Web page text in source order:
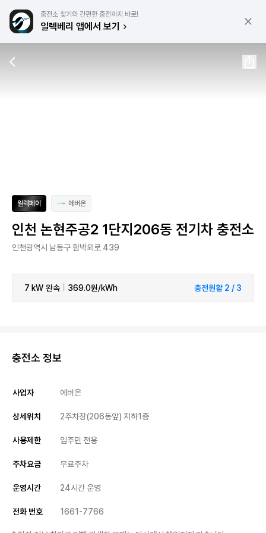
충전소 찾기와 간편한 충전까지 바로!
일렉베리 앱에서 보기
일렉페이 에버온
인천 논현주공2 1단지206동 전기차 충전소
인천광역시 남동구 함박뫼로 439
7 kW 완속 369.0원/kWh 충전원활 2 / 3
충전소 정보
사업자 에버온
상세위치 2주차장(206동앞) 지하1층
사용제한 입주민 전용
주차요금 무료주차
운영시간 24시간 운영
전화 번호 1661-7766